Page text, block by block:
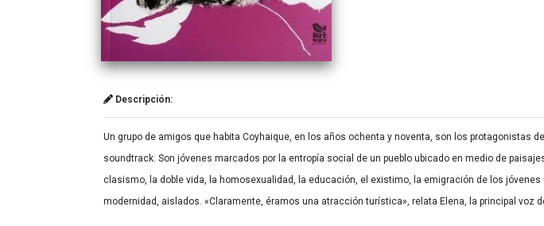
Descripción:
Un grupo de amigos que habita Coyhaique, en los años ochenta y noventa, son los protagonistas
soundtrack. Son jóvenes marcados por la entropía social de un pueblo ubicado en medio de
clasismo, la doble vida, la homosexualidad, la educación, el existimo, la emigración de los
modernidad, aislados. «Claramente, éramos una atracción turística», relata Elena, la principal voz